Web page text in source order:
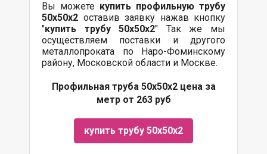
Вы можете купить профильную трубу
50х50х2 оставив заявку нажав кнопку
"купить трубу50х50х2" Так же мы
осуществляем поставки и другого
металлопроката по Наро-Фоминскому
району, Московской области и Москве.
Профильная труба 50х50х2 цена за
метр от 263 руб
купить трубу 50х50х2